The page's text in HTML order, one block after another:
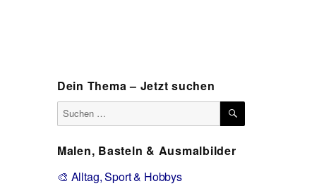
Dein Thema – Jetzt suchen
Suchen
nach:
SUCHEN
Malen, Basteln & Ausmalbilder
🎨 Alltag, Sport & Hobbys